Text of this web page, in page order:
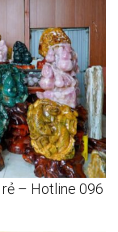
– Hotline 096